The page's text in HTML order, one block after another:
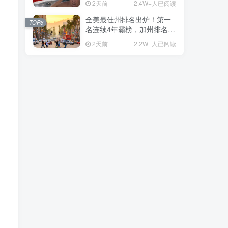
2天前 2.4W+人已阅读
全美最佳州排名出炉！第一
名连续4年霸榜，加州排名让
2天前 2.2W+人已阅读
TOP6